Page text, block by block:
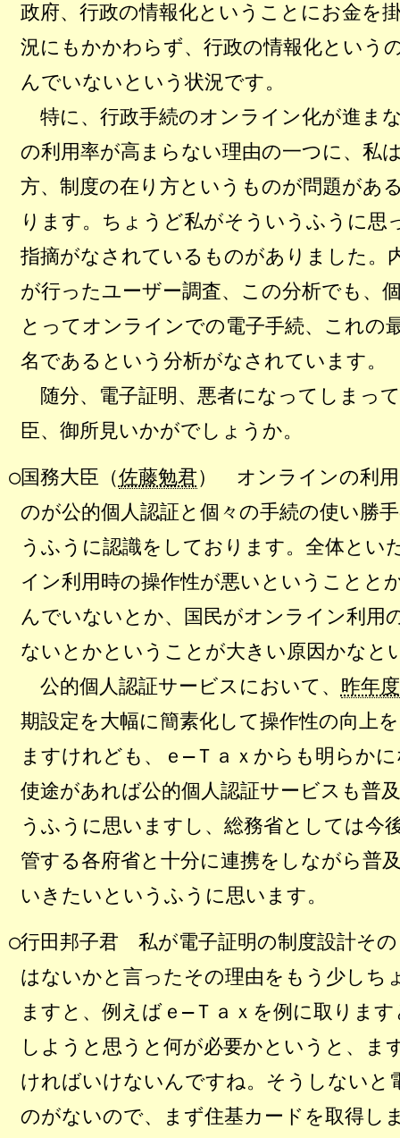
政府、行政の情報化ということにお金を
況にもかかわらず、行政の情報化という
んでいないという状況です。
特に、行政手続のオンライン化が進ま
の利用率が高まらない理由の一つに、私
方、制度の在り方というものが問題があ
ります。ちょうど私がそういうふうに思
指摘がなされているものがありました。
が行ったユーザー調査、この分析でも、
とってオンラインでの電子手続、これの
名であるという分析がなされています。
随分、電子証明、悪者になってしまっ
臣、御所見いかがでしょうか。
○国務大臣（佐藤勉君） オンラインの利
のが公的個人認証と個々の手続の使い勝
うふうに認識をしております。全体とい
イン利用時の操作性が悪いということと
んでいないとか、国民がオンライン利用
ないとかということが大きい原因かなと
公的個人認証サービスにおいて、 昨年度
期設定を大幅に簡素化して操作性の向上
ますけれども、ｅ―Ｔａｘからも明らか
使途があれば公的個人認証サービスも普
うふうに思いますし、総務省としては今
管する各府省と十分に連携をしながら普
いきたいというふうに思います。
○行田邦子君 私が電子証明の制度設計そ
はないかと言ったその理由をもう少しち
ますと、例えばｅ―Ｔａｘを例に取りま
しようと思うと何が必要かというと、ま
ければいけないんですね。そうしないと
のがないので、まず住基カードを取得し